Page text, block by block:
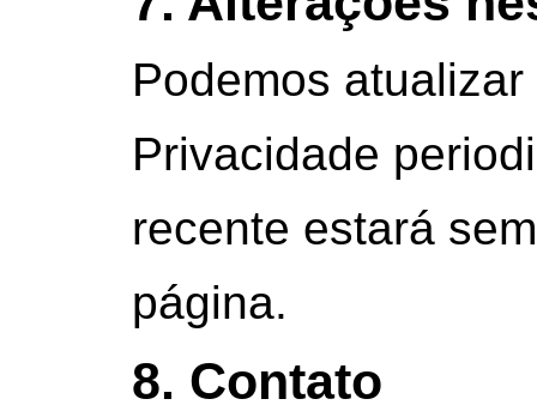
Podemos
Privacidade
recente estará
página.
8. Contato